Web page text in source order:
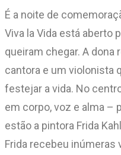
É a noite de
Viva la Vida está aberto
queiram chegar. A
cantora e um violonista
festejar a vida. No
em corpo, voz e alma –
estão a pintora Frida
Frida recebeu inúmeras